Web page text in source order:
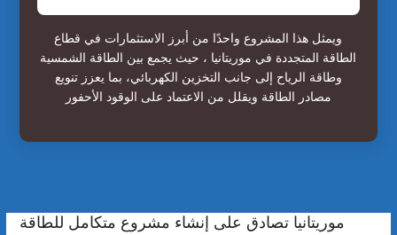
ويمثل هذا المشروع واحدًا من أبرز الاستثمارات في قطاع
الطاقة المتجددة في موريتانيا ، حيث يجمع بين الطاقة الشمسية
وطاقة الرياح إلى جانب التخزين الكهربائي، بما يعزز تنويع
مصادر الطاقة ويقلل من الاعتماد على الوقود الأحفور
موريتانيا تصادق على إنشاء مشروع متكامل للطاقة